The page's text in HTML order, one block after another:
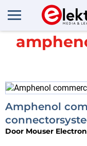
Alle
Amphenol
Door Mouser